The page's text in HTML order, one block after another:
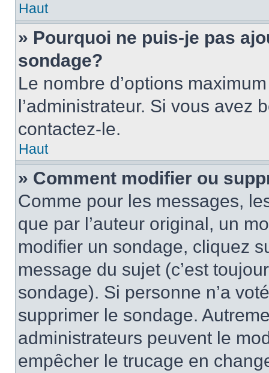
Haut
» Pourquoi ne puis-je pas
sondage?
Le nombre d’options
l’administrateur. Si vous avez
contactez-le.
Haut
» Comment modifier ou
Comme pour les messages,
que par l’auteur original, un
modifier un sondage, cliquez
message du sujet (c’est
sondage). Si personne n’a
supprimer le sondage.
administrateurs peuvent le
empêcher le trucage en